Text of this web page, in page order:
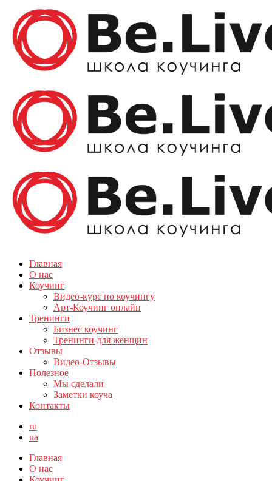
Главная
О нас
Коучинг
Видео-курс по коучингу
Арт-Коучинг онлайн
Тренинги
Бизнес коучинг
Тренинги для женщин
Отзывы
Видео-Отзывы
Полезное
Мы сделали
Заметки коуча
Контакты
ru
ua
Главная
О нас